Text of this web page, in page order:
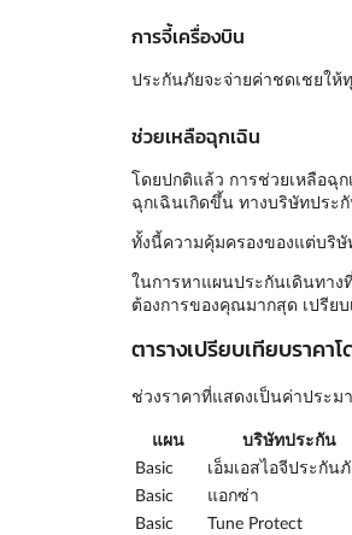
การจี้เครื่องบิน
ประกันภัยจะจ่ายค่าชดเชยให้
ช่วยเหลือฉุกเฉิน
โดยปกติแล้ว การช่วยเหลือฉุก
ฉุกเฉินเกิดขึ้น ทางบริษัทประ
ทั้งนี้ความคุ้มครองของแต่บริ
ในการหาแผนประกันเดินทาง
ต้องการของคุณมากสุด เปรีย
ตารางเปรียบเทียบราคา
ช่วงราคาที่แสดงเป็นค่าประ
แผน บริษัทประกัน
Basic
เอ็มเอสไอจีประกัน
Basic
แอกซ่า
Basic
Tune Protect